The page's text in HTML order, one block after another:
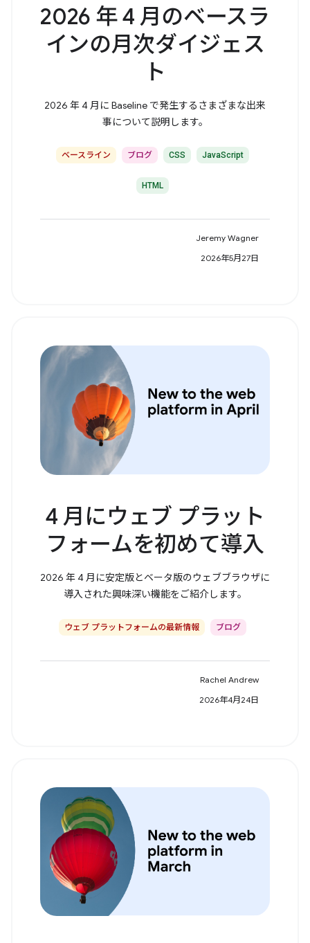
2026 年 4 月のベースラ
インの月次ダイジェス
ト
2026 年 4 月に Baseline で発生するさまざまな出来
事について説明します。
ベースライン ブログ CSS JavaScript
HTML
Jeremy Wagner
2026年5月27日
4 月にウェブ プラット
フォームを初めて導入
2026 年 4 月に安定版とベータ版のウェブブラウザに
導入された興味深い機能をご紹介します。
ウェブ プラットフォームの最新情報 ブログ
Rachel Andrew
2026年4月24日